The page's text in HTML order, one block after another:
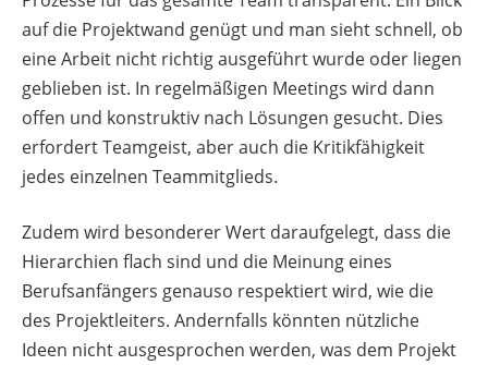
auf die Projektwand genügt und man sieht schnell, ob
eine Arbeit nicht richtig ausgeführt wurde oder liegen
geblieben ist. In regelmäßigen Meetings wird dann
offen und konstruktiv nach Lösungen gesucht. Dies
erfordert Teamgeist, aber auch die Kritikfähigkeit
jedes einzelnen Teammitglieds.
Zudem wird besonderer Wert daraufgelegt, dass die
Hierarchien flach sind und die Meinung eines
Berufsanfängers genauso respektiert wird, wie die
des Projektleiters. Andernfalls könnten nützliche
Ideen nicht ausgesprochen werden, was dem Projekt